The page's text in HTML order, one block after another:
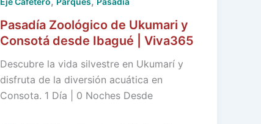
Pasadía Zoológico de Ukumari y
Consotá desde Ibagué | Viva365
Descubre la vida silvestre en Ukumarí y
disfruta de la diversión acuática en
Consota. 1 Día | 0 Noches Desde